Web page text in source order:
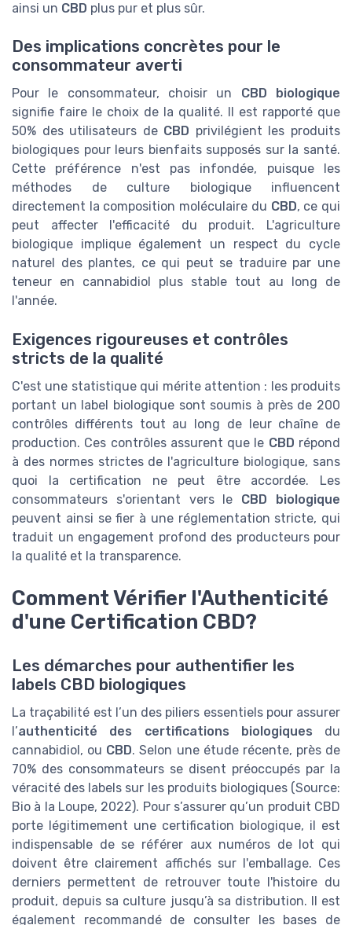
ainsi un CBD plus pur et plus sûr.
Des implications concrètes pour le
consommateur averti
Pour le consommateur, choisir un CBD biologique
signifie faire le choix de la qualité. Il est rapporté que
50% des utilisateurs de CBD privilégient les produits
biologiques pour leurs bienfaits supposés sur la santé.
Cette préférence n'est pas infondée, puisque les
méthodes de culture biologique influencent
directement la composition moléculaire du CBD, ce qui
peut affecter l'efficacité du produit. L'agriculture
biologique implique également un respect du cycle
naturel des plantes, ce qui peut se traduire par une
teneur en cannabidiol plus stable tout au long de
l'année.
Exigences rigoureuses et contrôles
stricts de la qualité
C'est une statistique qui mérite attention : les produits
portant un label biologique sont soumis à près de 200
contrôles différents tout au long de leur chaîne de
production. Ces contrôles assurent que le CBD répond
à des normes strictes de l'agriculture biologique, sans
quoi la certification ne peut être accordée. Les
consommateurs s'orientant vers le CBD biologique
peuvent ainsi se fier à une réglementation stricte, qui
traduit un engagement profond des producteurs pour
la qualité et la transparence.
Comment Vérifier l'Authenticité
d'une Certification CBD?
Les démarches pour authentifier les
labels CBD biologiques
La traçabilité est l’un des piliers essentiels pour assurer
l’authenticité des certifications biologiques du
cannabidiol, ou CBD. Selon une étude récente, près de
70% des consommateurs se disent préoccupés par la
véracité des labels sur les produits biologiques (Source:
Bio à la Loupe, 2022). Pour s’assurer qu’un produit CBD
porte légitimement une certification biologique, il est
indispensable de se référer aux numéros de lot qui
doivent être clairement affichés sur l'emballage. Ces
derniers permettent de retrouver toute l'histoire du
produit, depuis sa culture jusqu’à sa distribution. Il est
également recommandé de consulter les bases de